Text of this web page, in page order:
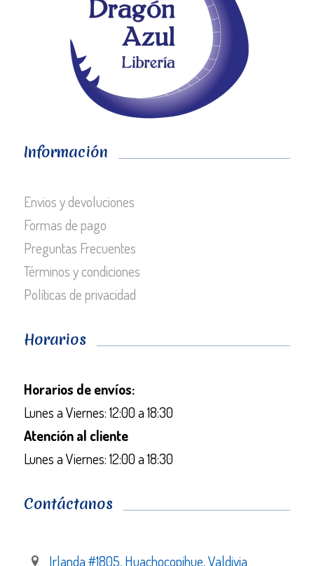
Información
Envios y devoluciones
Formas de pago
Preguntas Frecuentes
Términos y condiciones
Políticas de privacidad
Horarios
Horarios de envíos:
Lunes a Viernes: 12:00 a 18:30
Atención al cliente
Lunes a Viernes: 12:00 a 18:30
Contáctanos
Irlanda #1805, Huachocopihue, Valdivia